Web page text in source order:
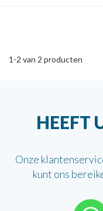
1-2 van 2 producten
HEEFT
Onze
kunt ons